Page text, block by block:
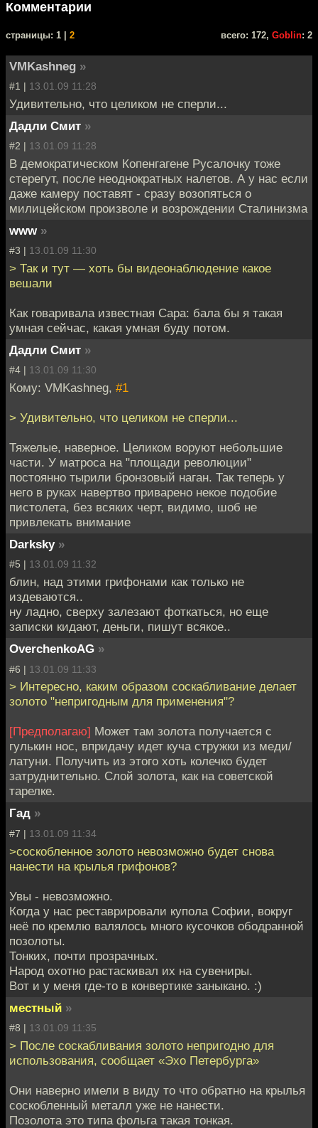
Комментарии
cтраницы: 1 | 2 всего: 172, Goblin: 2
VMKashneg »
#1 | 13.01.09 11:28
Удивительно, что целиком не сперли...
Дадли Смит »
#2 | 13.01.09 11:28
В демократическом Копенгагене Русалочку тоже
стерегут, после неоднократных налетов. А у нас если
даже камеру поставят - сразу возопяться о
милицейском произволе и возрождении Сталинизма
www »
#3 | 13.01.09 11:30
> Так и тут — хоть бы видеонаблюдение какое
вешали
Как говаривала известная Сара: бала бы я такая
умная сейчас, какая умная буду потом.
Дадли Смит »
#4 | 13.01.09 11:30
Кому: VMKashneg, #1
> Удивительно, что целиком не сперли...
Тяжелые, наверное. Целиком воруют небольшие
части. У матроса на "площади революции"
постоянно тырили бронзовый наган. Так теперь у
него в руках навертво приварено некое подобие
пистолета, без всяких черт, видимо, шоб не
привлекать внимание
Darksky »
#5 | 13.01.09 11:32
блин, над этими грифонами как только не
издеваются..
ну ладно, сверху залезают фоткаться, но еще
записки кидают, деньги, пишут всякое..
OverchenkoAG »
#6 | 13.01.09 11:33
> Интересно, каким образом соскабливание делает
золото "непригодным для применения"?
[Предполагаю] Может там золота получается с
гулькин нос, впридачу идет куча стружки из меди/
латуни. Получить из этого хоть колечко будет
затруднительно. Слой золота, как на советской
тарелке.
Гад »
#7 | 13.01.09 11:34
>соскобленное золото невозможно будет снова
нанести на крылья грифонов?
Увы - невозможно.
Когда у нас реставрировали купола Софии, вокруг
неё по кремлю валялось много кусочков ободранной
позолоты.
Тонких, почти прозрачных.
Народ охотно растаскивал их на сувениры.
Вот и у меня где-то в конвертике заныкано. :)
местный »
#8 | 13.01.09 11:35
> После соскабливания золото непригодно для
использования, сообщает «Эхо Петербурга»
Они наверно имели в виду то что обратно на крылья
соскобленный металл уже не нанести.
Позолота это типа фольга такая тонкая.